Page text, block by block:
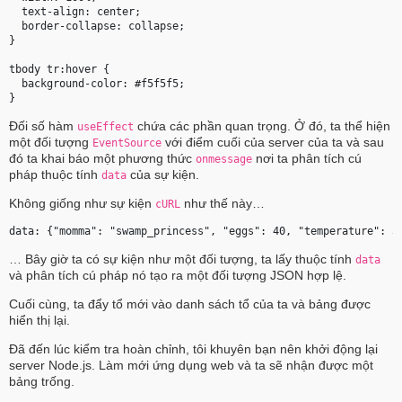
  text-align: center;
  border-collapse: collapse;
}
tbody tr:hover {
  background-color: #f5f5f5;
Đối số hàm useEffect chứa các phần quan trọng. Ở đó, ta thể hiện
một đối tượng EventSource với điểm cuối của server của ta và sau
đó ta khai báo một phương thức onmessage nơi ta phân tích cú
pháp thuộc tính data của sự kiện.
Không giống như sự kiện cURL như thế này…
… Bây giờ ta có sự kiện như một đối tượng, ta lấy thuộc tính data
và phân tích cú pháp nó tạo ra một đối tượng JSON hợp lệ.
Cuối cùng, ta đẩy tổ mới vào danh sách tổ của ta và bảng được
hiển thị lại.
Đã đến lúc kiểm tra hoàn chỉnh, tôi khuyên bạn nên khởi động lại
server Node.js. Làm mới ứng dụng web và ta sẽ nhận được một
bảng trống.